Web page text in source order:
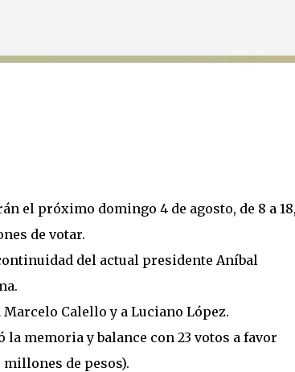
el próximo domingo 4 de agosto, de 8 a 18,
de votar.
del actual presidente Aníbal
Calello y a Luciano López.
memoria y balance con 23 votos a favor
de pesos).